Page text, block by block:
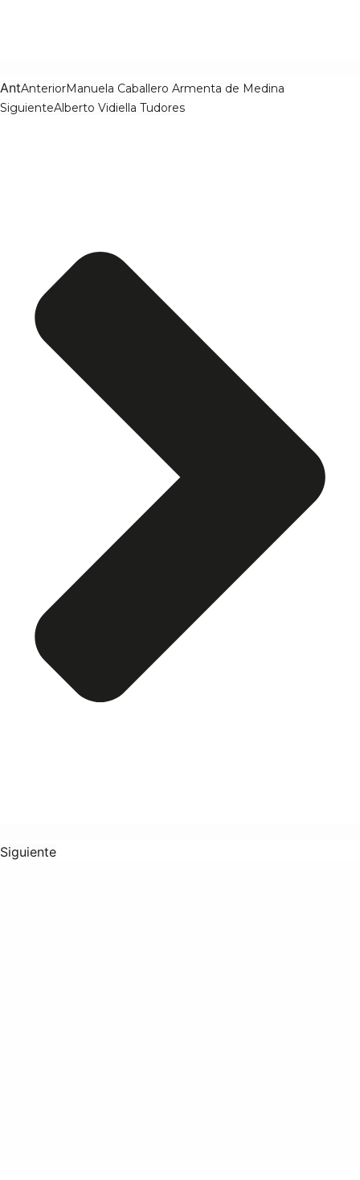
AntAnteriorManuela Caballero Armenta de Medina
SiguienteAlberto Vidiella Tudores
Siguiente